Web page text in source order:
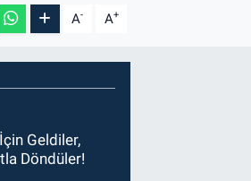
A- A+
Geldiler,
Döndüler!